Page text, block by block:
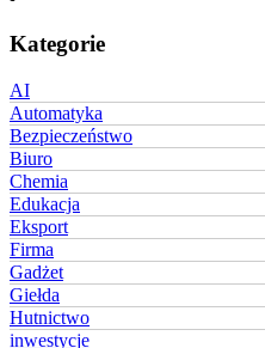
Kategorie
AI
Automatyka
Bezpieczeństwo
Biuro
Chemia
Edukacja
Eksport
Firma
Gadżet
Giełda
Hutnictwo
inwestycje